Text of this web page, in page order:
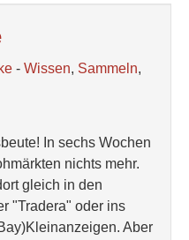
- Wissen, Sammeln,
In sechs Wochen
nichts mehr.
gleich in den
"Tradera" oder ins
Aber